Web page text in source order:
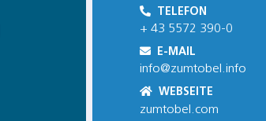
TELEFON
+ 43 5572 390-0
E-MAIL
info@zumtobel.info
WEBSEITE
zumtobel.com